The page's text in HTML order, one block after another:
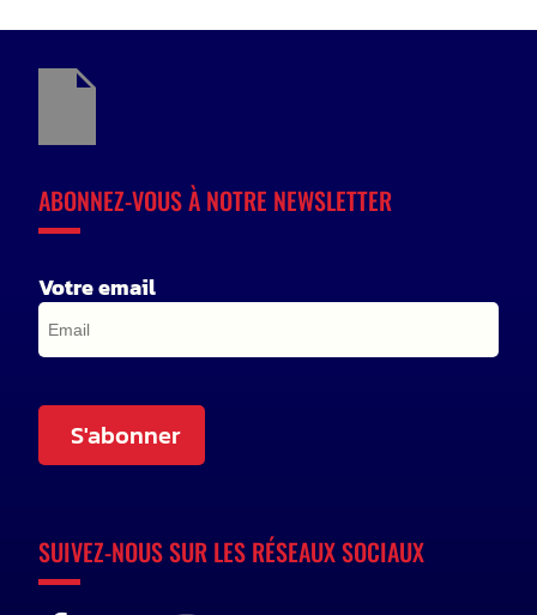
ABONNEZ-VOUS À NOTRE NEWSLETTER
Votre email
S'abonner
SUIVEZ-NOUS SUR LES RÉSEAUX SOCIAUX